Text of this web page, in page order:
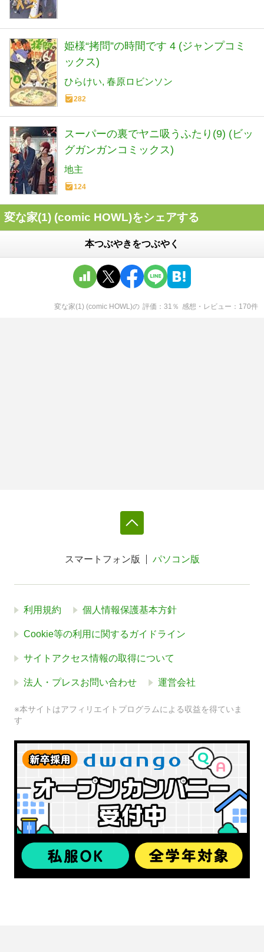
姫様“拷問”の時間です 4 (ジャンプコミ
ックス)
ひらけい 春原ロビンソン
282
スーパーの裏でヤニ吸うふたり(9) (ビッ
グガンガンコミックス)
地主
124
変な家(1) (comic HOWL)をシェアする
本つぶやきをつぶやく
変な家(1) (comic HOWL)の 評価 31 ％ 感想・レビュー 170件
スマートフォン版 パソコン版
利用規約 個人情報保護基本方針
Cookie等の利用に関するガイドライン
サイトアクセス情報の取得について
法人・プレスお問い合わせ 運営会社
※本サイトはアフィリエイトプログラムによる収益を得ていま
す